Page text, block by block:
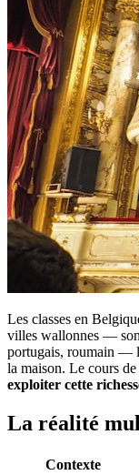
Les classes en
villes wallonnes —
portugais, roumain —
la maison. Le cours
exploiter cette
La réalité
Contexte